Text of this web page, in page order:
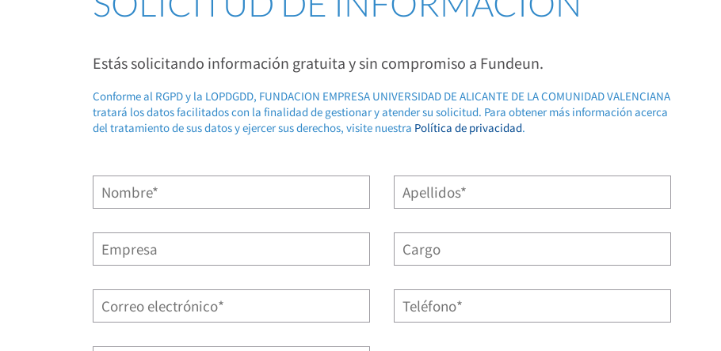
Estás solicitando información gratuita y sin compromiso a Fundeun.
Conforme al RGPD y la LOPDGDD, FUNDACION EMPRESA UNIVERSIDAD DE ALICANTE DE LA COMUNIDAD VALENCIANA
tratará los datos facilitados con la finalidad de gestionar y atender su solicitud. Para obtener más información acerca
del tratamiento de sus datos y ejercer sus derechos, visite nuestra Política de privacidad.